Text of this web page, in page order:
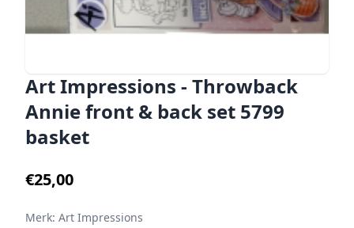
Art Impressions - Throwback
Annie front & back set 5799
basket
€25,00
Merk: Art Impressions